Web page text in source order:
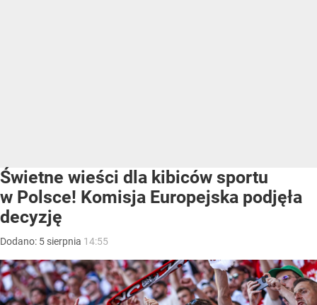
Świetne wieści dla kibiców sportu
w Polsce! Komisja Europejska podjęła
decyzję
Dodano: 5 sierpnia 14:55